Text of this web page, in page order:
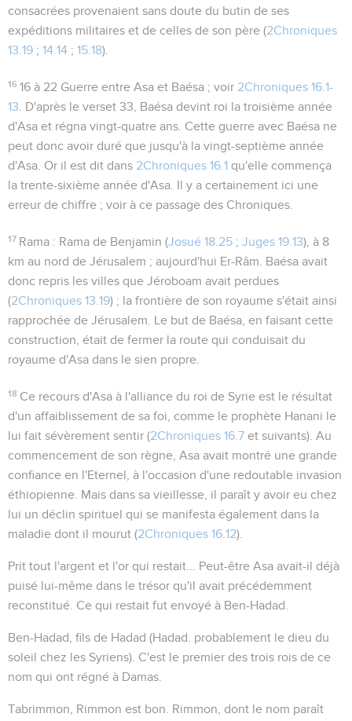
consacrées provenaient sans doute du butin de ses
expéditions militaires et de celles de son père (2Chroniques
13.19 ; 14.14 ; 15.18).
16 16 à 22 Guerre entre Asa et Baésa ; voir 2Chroniques 16.1-
13 . D'après le verset 33, Baésa devint roi la troisième année
d'Asa et régna vingt-quatre ans. Cette guerre avec Baésa ne
peut donc avoir duré que jusqu'à la vingt-septième année
d'Asa. Or il est dit dans 2Chroniques 16.1 qu'elle commença
la trente-sixième année d'Asa. Il y a certainement ici une
erreur de chiffre ; voir à ce passage des Chroniques.
17 Rama : Rama de Benjamin (Josué 18.25 ;Juges 19.13), à 8
km au nord de Jérusalem ; aujourd'hui Er-Râm. Baésa avait
donc repris les villes que Jéroboam avait perdues
(2Chroniques 13.19) ; la frontière de son royaume s'était ainsi
rapprochée de Jérusalem. Le but de Baésa, en faisant cette
construction, était de fermer la route qui conduisait du
royaume d'Asa dans le sien propre.
18 Ce recours d'Asa à l'alliance du roi de Syrie est le résultat
d'un affaiblissement de sa foi, comme le prophète Hanani le
lui fait sévèrement sentir (2Chroniques 16.7 et suivants). Au
commencement de son règne, Asa avait montré une grande
confiance en l'Eternel, à l'occasion d'une redoutable invasion
éthiopienne. Mais dans sa vieillesse, il paraît y avoir eu chez
lui un déclin spirituel qui se manifesta également dans la
maladie dont il mourut (2Chroniques 16.12).
Prit tout l'argent et l'or qui restait...
Peut-être Asa avait-il déjà
puisé lui-même dans le trésor qu'il avait précédemment
reconstitué. Ce qui restait fut envoyé à Ben-Hadad.
Ben-Hadad fils de Hadad (Hadad. probablement le dieu du
soleil chez les Syriens). C'est le premier des trois rois de ce
nom qui ont régné à Damas.
Tabrimmon Rimmon est bon . Rimmon, dont le nom paraît